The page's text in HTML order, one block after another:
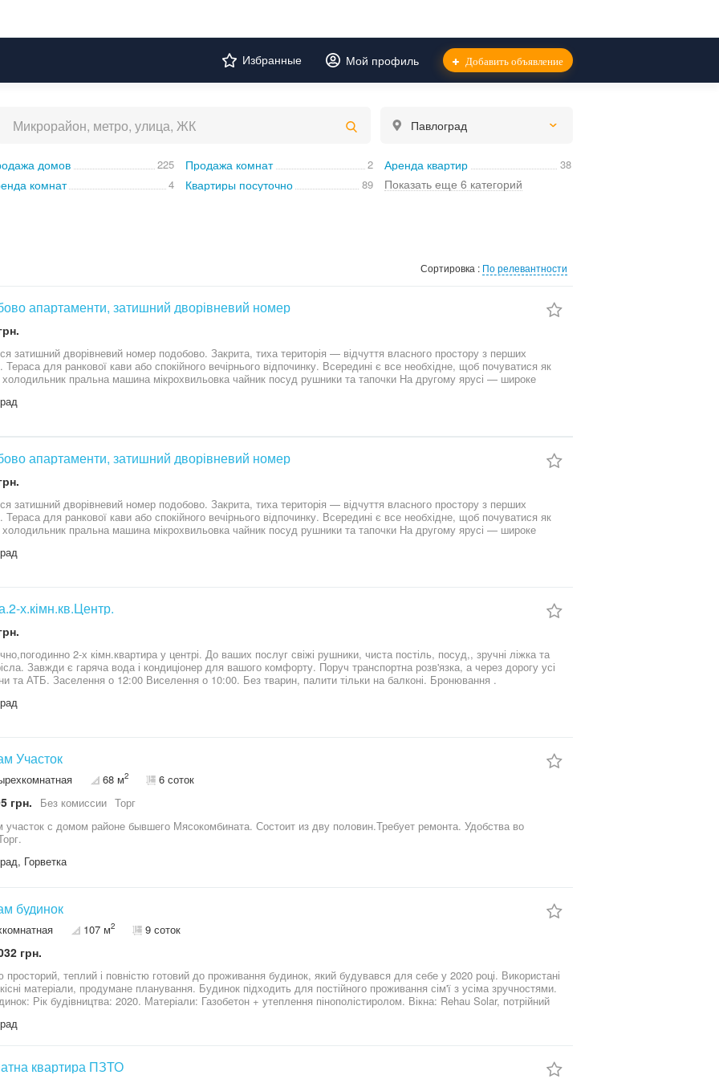
Избранные Мой профиль Добавить объявление
Павлоград
домов 225
комнат 4
Продажа комнат 2
Квартиры посуточно 89
Аренда квартир 38
Показать еще 6 категорий
Сортировка : По релевантности
апартаменти, затишний дворівневий номер
затишний дворівневий номер подобово. Закрита, тиха територія — відчуття власного простору з перших
Тераса для ранкової кави або спокійного вечірнього відпочинку. Всередині є все необхідне, щоб почуватися як
пральна машина мікрохвильовка чайник посуд рушники та тапочки На другому ярусі — широке
фільмів та серіалів. Безкоштовна парковка поруч із будинком. Також є можливість замовити чан — чудовий
апартаменти, затишний дворівневий номер
затишний дворівневий номер подобово. Закрита, тиха територія — відчуття власного простору з перших
Тераса для ранкової кави або спокійного вечірнього відпочинку. Всередині є все необхідне, щоб почуватися як
пральна машина мікрохвильовка чайник посуд рушники та тапочки На другому ярусі — широке
фільмів та серіалів. Безкоштовна парковка поруч із будинком. Також є можливість замовити чан — чудовий
х.кімн.кв.Центр.
2-х кімн.квартира у центрі. До ваших послуг свіжі рушники, чиста постіль, посуд,, зручні ліжка та
Завжди є гаряча вода і кондиціонер для вашого комфорту. Поруч транспортна розв'язка, а через дорогу усі
та АТБ. Заселення о 12:00 Виселення о 10:00. Без тварин, палити тільки на балконі. Бронювання .
Участок
68 м2 6 соток
грн. Без комиссии Торг
участок с домом районе бывшего Мясокомбината. Состоит из дву половин.Требует ремонта. Удобства во
Горветка
будинок
107 м2 9 соток
грн.
теплий і повністю готовий до проживання будинок, який будувався для себе у 2020 році. Використані
матеріали, продумане планування. Будинок підходить для постійного проживання сім'ї з усіма зручностями.
Рік будівництва: 2020. Матеріали: Газобетон + утеплення пінополістиролом. Вікна: Rehau Solar, потрійний
380 (380В). Потужність: 21,1 кВт (достатньо для комфортного проживання взимку). Планування: 3 просторі
– ВСЕ ЗАЛИШАЄТЬСЯ. Практично усі меблі. Техніка: Бойлер на 100 л. Опалення: Електрокотел Tenko 12-380,
квартира ПЗТО